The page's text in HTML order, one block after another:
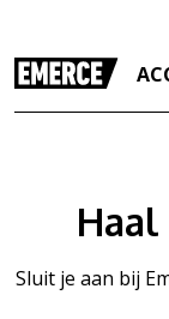
Sluit je aan bij